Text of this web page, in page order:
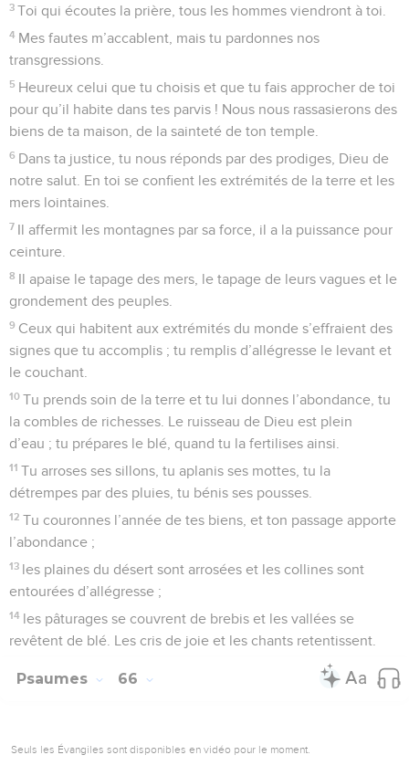
3 Toi qui écoutes la prière, tous les hommes viendront à toi.
4 Mes fautes m’accablent, mais tu pardonnes nos
transgressions.
5 Heureux celui que tu choisis et que tu fais approcher de toi
pour qu’il habite dans tes parvis ! Nous nous rassasierons des
biens de ta maison, de la sainteté de ton temple.
6 Dans ta justice, tu nous réponds par des prodiges, Dieu de
notre salut. En toi se confient les extrémités de la terre et les
mers lointaines.
7 Il affermit les montagnes par sa force, il a la puissance pour
ceinture.
8 Il apaise le tapage des mers, le tapage de leurs vagues et le
grondement des peuples.
9 Ceux qui habitent aux extrémités du monde s’effraient des
signes que tu accomplis ; tu remplis d’allégresse le levant et
le couchant.
10 Tu prends soin de la terre et tu lui donnes l’abondance, tu
la combles de richesses. Le ruisseau de Dieu est plein
d’eau ; tu prépares le blé, quand tu la fertilises ainsi.
11 Tu arroses ses sillons, tu aplanis ses mottes, tu la
détrempes par des pluies, tu bénis ses pousses.
12 Tu couronnes l’année de tes biens, et ton passage apporte
l’abondance ;
13 les plaines du désert sont arrosées et les collines sont
entourées d’allégresse ;
14 les pâturages se couvrent de brebis et les vallées se
revêtent de blé. Les cris de joie et les chants retentissent.
Psaumes 66
Seuls les Évangiles sont disponibles en vidéo pour le moment.